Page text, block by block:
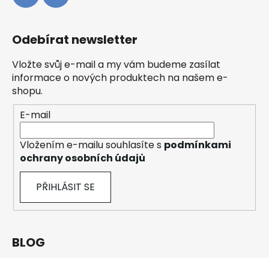
Odebírat newsletter
Vložte svůj e-mail a my vám budeme zasílat
informace o nových produktech na našem e-
shopu.
E-mail
Vložením e-mailu souhlasíte s podmínkami
ochrany osobních údajů
PŘIHLÁSIT SE
BLOG